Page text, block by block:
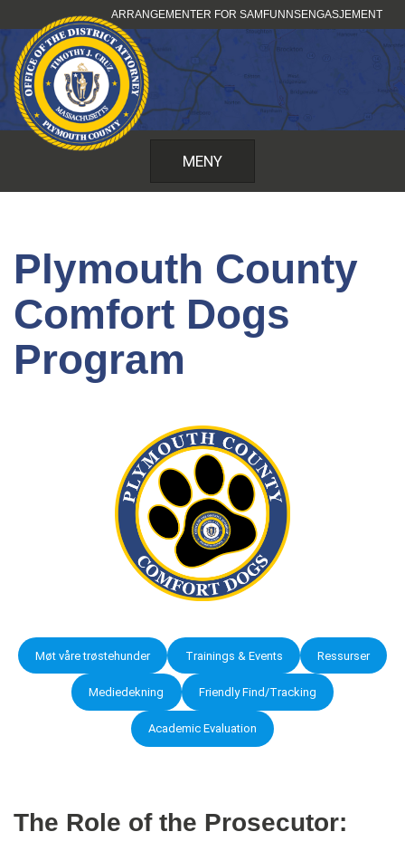
til
innhold
ARRANGEMENTER FOR SAMFUNNSENGASJEMENT
MENY
Plymouth County
Comfort Dogs
Program
Møt våre trøstehunder Trainings & Events Ressurser
Mediedekning Friendly Find/Tracking
Academic Evaluation
The Role of the Prosecutor: